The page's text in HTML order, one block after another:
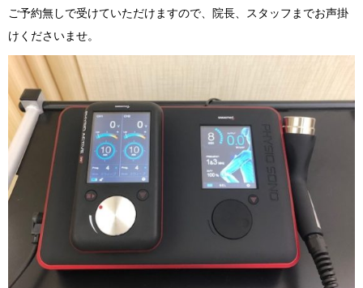
ご予約無しで受けていただけますので、院長、スタッフまでお声掛
けくださいませ。